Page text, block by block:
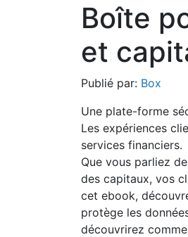
Boîte
et
Publié par: Box
Une plate-forme
Les expériences
services financiers.
Que vous parliez
des capitaux, vos
cet ebook,
protège les
découvrirez